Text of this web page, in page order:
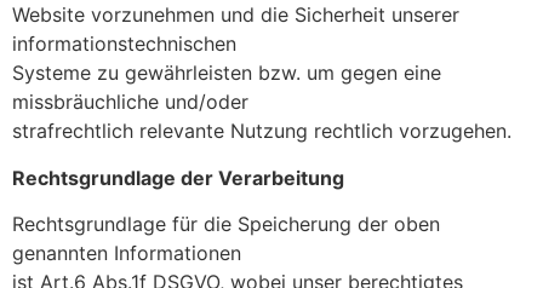
Website vorzunehmen und die Sicherheit unserer
informationstechnischen
Systeme zu gewährleisten bzw. um gegen eine
missbräuchliche und/oder
strafrechtlich relevante Nutzung rechtlich vorzugehen.
Rechtsgrundlage der Verarbeitung
Rechtsgrundlage für die Speicherung der oben
genannten Informationen
ist Art.6 Abs.1f DSGVO, wobei unser berechtigtes